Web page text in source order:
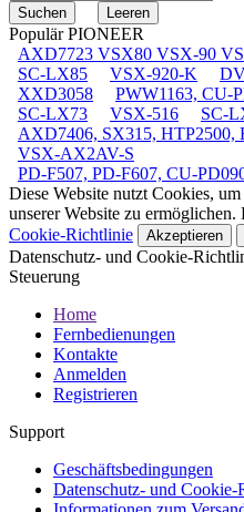
Populär PIONEER
AXD7723 VSX80 VSX-90
SC-LX85
VSX-920-K
XXD3058
PWW1163, CU-
SC-LX73
VSX-516 SC-
AXD7406, SX315, HTP2500,
VSX-AX2AV-S
PD-F507, PD-F607, CU-
Diese Website nutzt Cookies,
unserer Website zu ermöglichen.
Cookie-Richtlinie
Akzeptieren
Datenschutz- und Cookie-
Steuerung
Home
Fernbedienungen
Kontakte
Anmelden
Registrieren
Support
Geschäftsbedingungen
Datenschutz- und Cookie-